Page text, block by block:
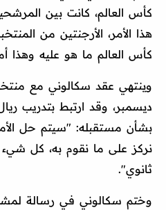
كأس العالم، كانت بين
هذا الأمر، الأرجنتين من
كأس العالم ما هو عليه وهذا
ديسمبر، وقد ارتبط بتدريب
بشأن مستقبله: "سيتم حل
نركز على ما نقوم به، كل شيء
ثانوي".
وختم سكالوني في رسالة